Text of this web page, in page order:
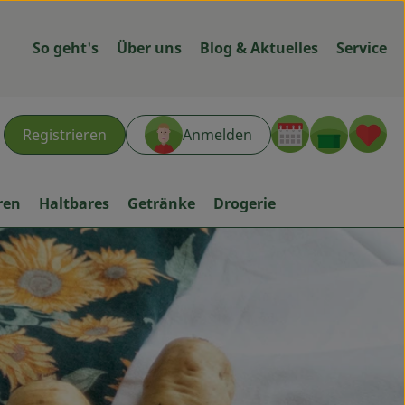
So geht's Über uns Blog & Aktuelles Service
Registrieren Anmelden
Haltbares Getränke Drogerie